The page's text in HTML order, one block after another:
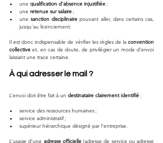
une qualification d’absence injustifiée ;
une retenue sur salaire ;
une sanction disciplinaire pouvant aller, dans certains cas,
jusqu’au licenciement.
Il est donc indispensable de vérifier les règles de la convention
collective et, en cas de doute, de privilégier un mode d’envoi
laissant une trace certaine.
À qui adresser le mail ?
L’envoi doit être fait à un destinataire clairement identifié :
service des ressources humaines ;
service administratif ;
supérieur hiérarchique désigné par l’entreprise.
L’usage d’une adresse officielle (adresse de service ou adresse